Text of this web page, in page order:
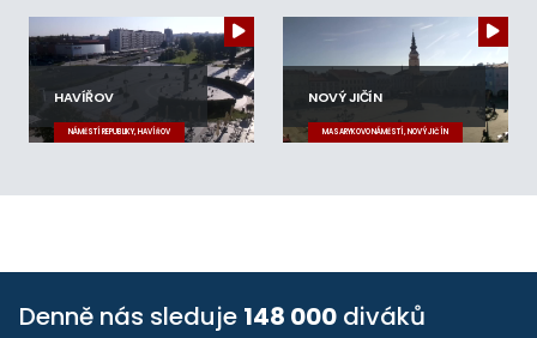
HAVÍŘOV
NÁMĚSTÍ REPUBLIKY, HAVÍŘOV
NOVÝ JIČÍN
MASARYKOVO NÁMĚSTÍ, NOVÝ JIČÍN
Denně nás sleduje 148 000 diváků